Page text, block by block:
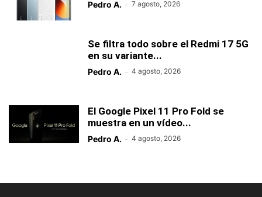
Pedro A. - 7 agosto, 2026
Se filtra todo sobre el Redmi 17 5G
en su variante...
Pedro A. - 4 agosto, 2026
El Google Pixel 11 Pro Fold se
muestra en un vídeo...
Pedro A. - 4 agosto, 2026